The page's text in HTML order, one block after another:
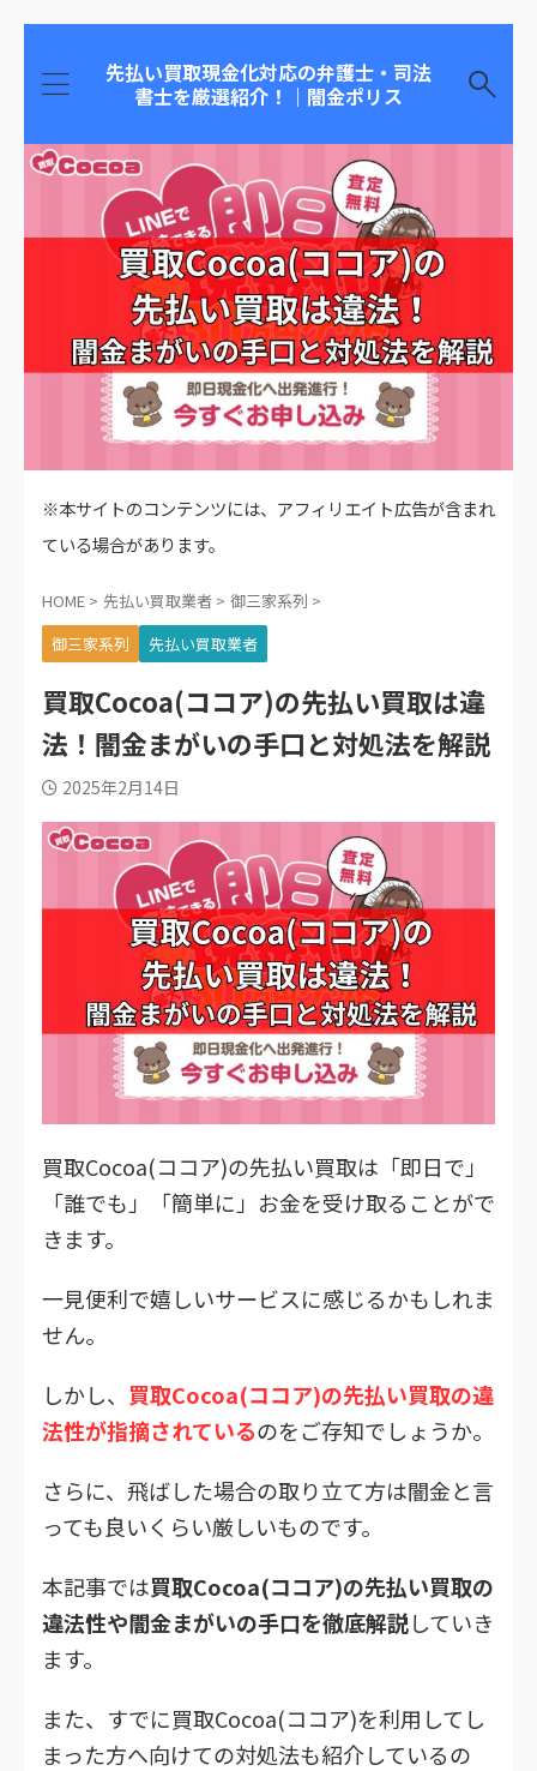
先払い買取現金化対応の弁護士・司法
書士を厳選紹介！｜闇金ポリス
※本サイトのコンテンツには、アフィリエイト広告が含まれ
ている場合があります。
HOME > 先払い買取業者 > 御三家系列 >
御三家系列
先払い買取業者
買取Cocoa(ココア)の先払い買取は違
法！闇金まがいの手口と対処法を解説
2025年2月14日
買取Cocoa(ココア)の先払い買取は「即日で」
「誰でも」「簡単に」お金を受け取ることがで
きます。
一見便利で嬉しいサービスに感じるかもしれま
せん。
しかし、 買取Cocoa(ココア)の先払い買取の違
法性が指摘されているのをご存知でしょうか。
さらに、飛ばした場合の取り立て方は闇金と言
っても良いくらい厳しいものです。
本記事では買取Cocoa(ココア)の先払い買取の
違法性や闇金まがいの手口を徹底解説していき
ます。
また、すでに買取Cocoa(ココア)を利用してし
まった方へ向けての対処法も紹介しているの